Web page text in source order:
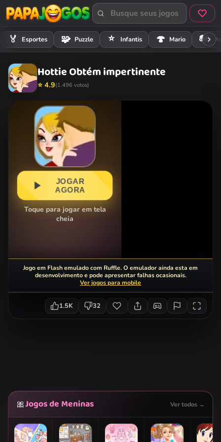
🏅 Esportes 🧩 Puzzle ⭐ Infantis 🍄 Mario 🏍️
Hottie Obtém impertinente
⭐ 4.9(1.496 votos)
JOGAR
AGORA
Toque para jogar em tela
cheia
Jogo em Flash emulado com Ruffle. O emulador ainda esta em
desenvolvimento e pode apresentar falhas ocasionais.
Ver jogos para mobile
1.5K 32
🎀Jogos de Meninas Ver todos →